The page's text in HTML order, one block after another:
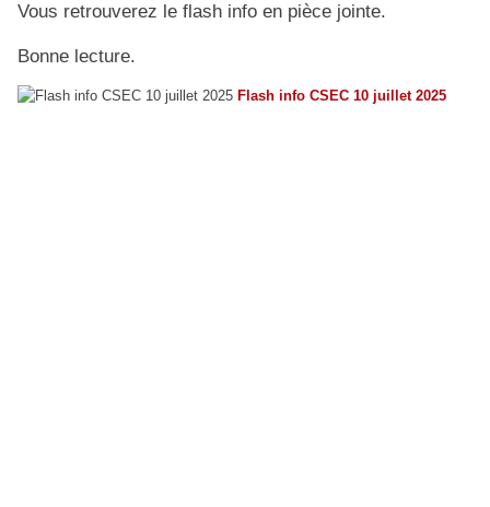
Vous retrouverez le flash info en pièce jointe.
Bonne lecture.
Flash info CSEC 10 juillet 2025